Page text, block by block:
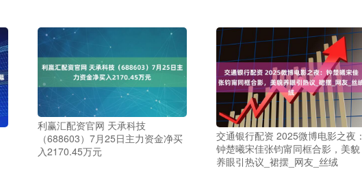
利赢汇配资官网 天承科技
（688603）7月25日主力资金净买
入2170.45万元
交通银行配资 2025微博电影之夜：
钟楚曦宋佳张钧甯同框合影，美貌
养眼引热议_裙摆_网友_丝绒